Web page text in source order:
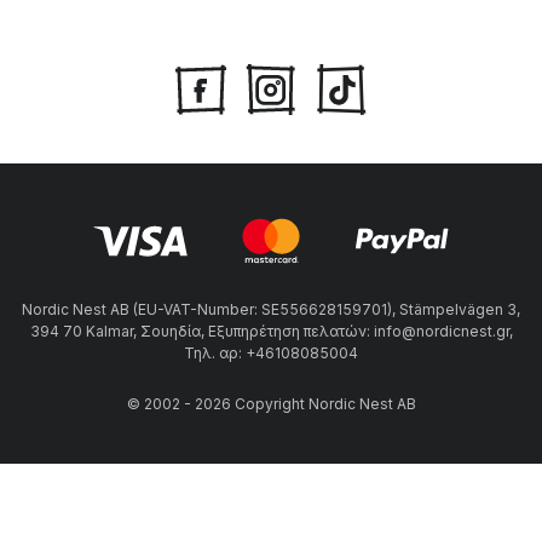
Nordic Nest AB (EU-VAT-Number: SE556628159701), Stämpelvägen 3,
394 70 Kalmar, Σουηδία, Εξυπηρέτηση πελατών: info@nordicnest.gr,
Τηλ. αρ: +46108085004
© 2002 - 2026 Copyright Nordic Nest AB